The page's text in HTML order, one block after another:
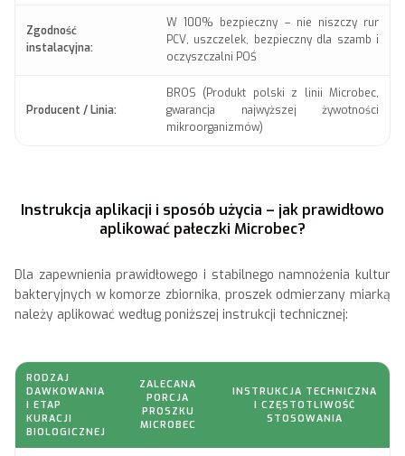
Zgodność
instalacyjna:
W 100% bezpieczny – nie niszczy rur
PCV, uszczelek, bezpieczny dla szamb i
oczyszczalni POŚ
Producent / Linia:
BROS (Produkt polski z linii Microbec,
gwarancja najwyższej żywotności
mikroorganizmów)
Instrukcja aplikacji i sposób użycia – jak prawidłowo
aplikować pałeczki Microbec?
Dla zapewnienia prawidłowego i stabilnego namnożenia kultur
bakteryjnych w komorze zbiornika, proszek odmierzany miarką
należy aplikować według poniższej instrukcji technicznej:
RODZAJ
DAWKOWANIA
I ETAP
KURACJI
BIOLOGICZNEJ
ZALECANA
PORCJA
PROSZKU
MICROBEC
INSTRUKCJA TECHNICZNA
I CZĘSTOTLIWOŚĆ
STOSOWANIA